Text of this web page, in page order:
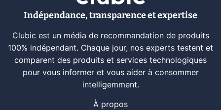
Indépendance, transparence et expertise
Clubic est un média de recommandation de produits
100% indépendant. Chaque jour, nos experts testent et
comparent des produits et services technologiques
pour vous informer et vous aider à consommer
intelligemment.
À propos